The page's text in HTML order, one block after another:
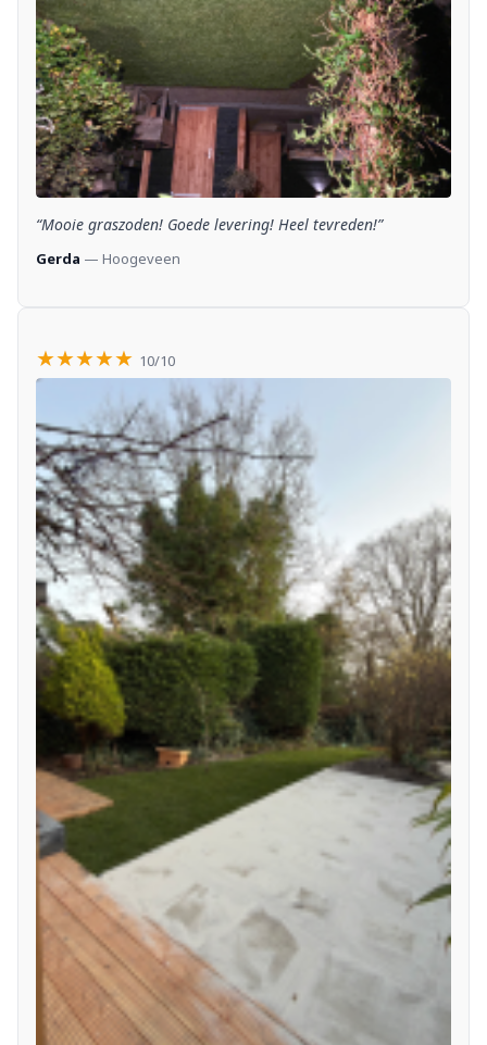
“Mooie graszoden! Goede levering! Heel tevreden!”
Gerda — Hoogeveen
★★★★★ 10/10